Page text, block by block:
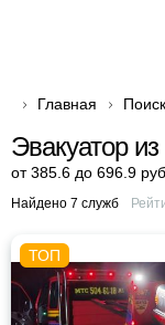
Главная
Эвакуатор
от 385.6 до 696.9 руб
Найдено 7 служб